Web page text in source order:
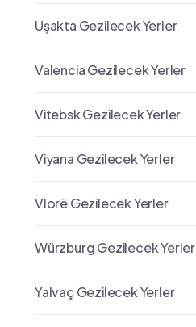
Uşakta Gezilecek Yerler
Valencia Gezilecek Yerler
Vitebsk Gezilecek Yerler
Viyana Gezilecek Yerler
Vlorë Gezilecek Yerler
Würzburg Gezilecek Yerler
Yalvaç Gezilecek Yerler